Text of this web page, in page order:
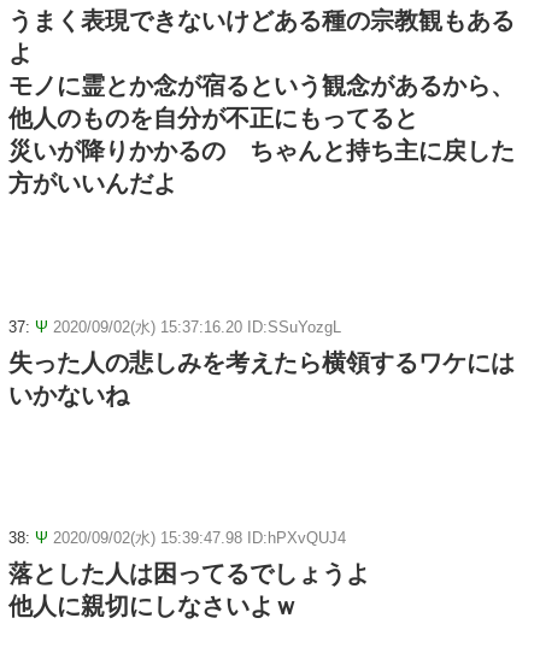
うまく表現できないけどある種の宗教観もある
よ
モノに霊とか念が宿るという観念があるから、
他人のものを自分が不正にもってると
災いが降りかかるの ちゃんと持ち主に戻した
方がいいんだよ
37: Ψ 2020/09/02(水) 15:37:16.20 ID:SSuYozgL
失った人の悲しみを考えたら横領するワケには
いかないね
38: Ψ 2020/09/02(水) 15:39:47.98 ID:hPXvQUJ4
落とした人は困ってるでしょうよ
他人に親切にしなさいよｗ